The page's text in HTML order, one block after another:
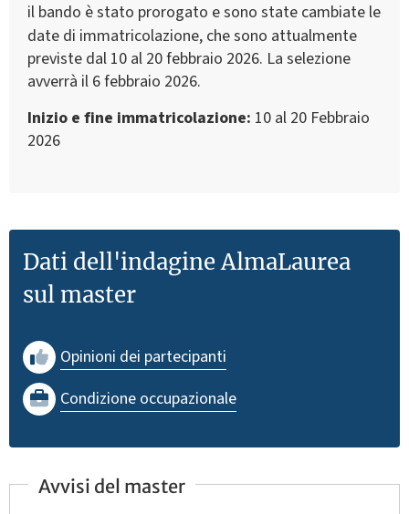
il bando è stato prorogato e sono state cambiate le
date di immatricolazione, che sono attualmente
previste dal 10 al 20 febbraio 2026. La selezione
avverrà il 6 febbraio 2026.
Inizio e fine immatricolazione 10 al 20 Febbraio
2026
Dati dell'indagine AlmaLaurea
sul master
Opinioni dei partecipanti
Condizione occupazionale
Avvisi del master